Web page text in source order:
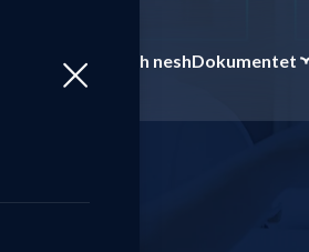
Ballina Rreth neshDokumentet